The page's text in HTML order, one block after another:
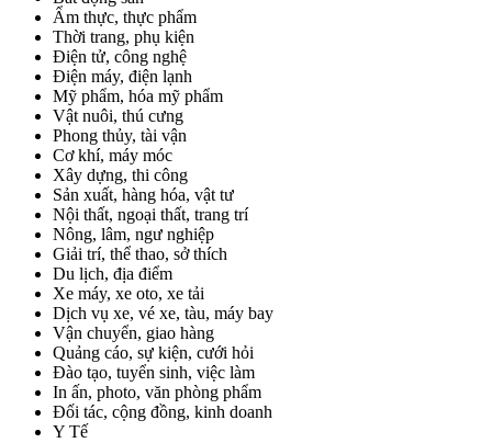
Ẩm thực, thực phẩm
Thời trang, phụ kiện
Điện tử, công nghệ
Điện máy, điện lạnh
Mỹ phẩm, hóa mỹ phẩm
Vật nuôi, thú cưng
Phong thủy, tài vận
Cơ khí, máy móc
Xây dựng, thi công
Sản xuất, hàng hóa, vật tư
Nội thất, ngoại thất, trang trí
Nông, lâm, ngư nghiệp
Giải trí, thể thao, sở thích
Du lịch, địa điểm
Xe máy, xe oto, xe tải
Dịch vụ xe, vé xe, tàu, máy bay
Vận chuyển, giao hàng
Quảng cáo, sự kiện, cưới hỏi
Đào tạo, tuyển sinh, việc làm
In ấn, photo, văn phòng phẩm
Đối tác, cộng đồng, kinh doanh
Y Tế